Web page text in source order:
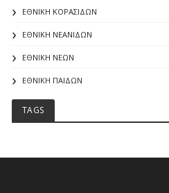
ΕΘΝΙΚΗ ΚΟΡΑΣΙΔΩΝ
ΕΘΝΙΚΗ ΝΕΑΝΙΔΩΝ
ΕΘΝΙΚΗ ΝΕΩΝ
ΕΘΝΙΚΗ ΠΑΙΔΩΝ
TAGS